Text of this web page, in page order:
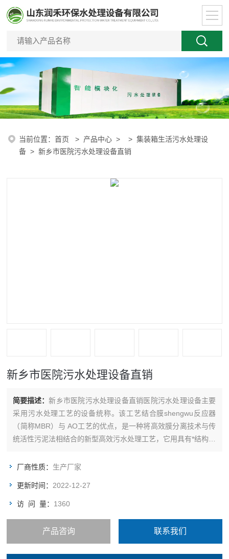
当前位置：首页 > 产品中心 > >集装箱生活污水处理设
备 > 新乡市医院污水处理设备直销
新乡市医院污水处理设备直销
简要描述：新乡市医院污水处理设备直销医院污水处理设备主要
采用污水处理工艺的设备统称。该工艺结合膜shengwu反应器
（简称MBR）与 AO工艺的优点，是一种将高效膜分离技术与传
统活性污泥法相结合的新型高效污水处理工艺，它用具有*结构的
水，由泵通过滤膜过滤后抽出。
厂商性质： 生产厂家
更新时间： 2022-12-27
访 问 量： 1360
产品咨询 联系我们